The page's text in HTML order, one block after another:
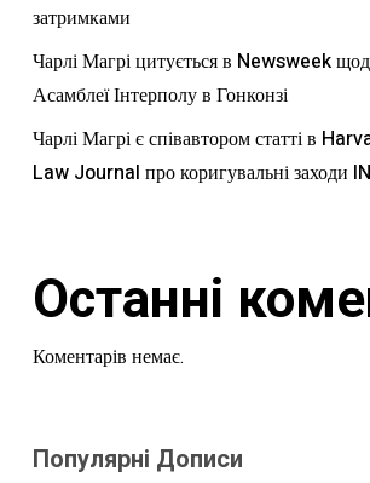
затримками
Чарлі Магрі цитується в Newsweek
Асамблеї Інтерполу в Гонконзі
Чарлі Магрі є співавтором статті в
Law Journal про коригувальні заходи
Останні
Коментарів немає.
Популярні Дописи